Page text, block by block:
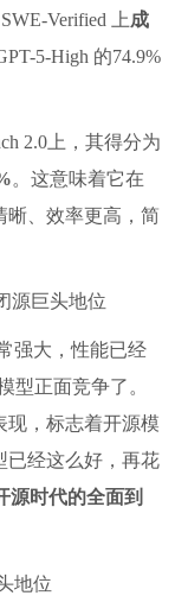
Verified 上成
5-High 的74.9%
2.0上，其得分为
。这意味着它在
晰、效率更高，简
强大，性能已经
型正面竞争了。
现，标志着开源模
已经这么好，再花
源时代的全面到